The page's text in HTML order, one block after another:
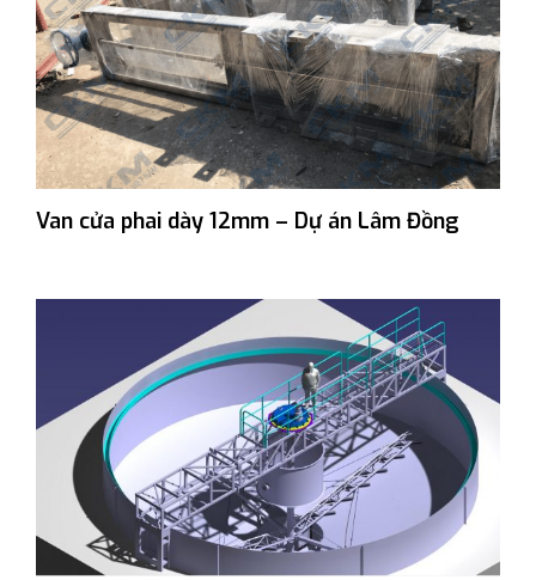
Van cửa phai dày 12mm – Dự án Lâm Đồng